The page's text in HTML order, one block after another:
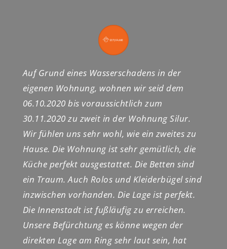
Auf Grund eines Wasserschadens in der
eigenen Wohnung, wohnen wir seid dem
06.10.2020 bis voraussichtlich zum
30.11.2020 zu zweit in der Wohnung Silur.
Wir fühlen uns sehr wohl, wie ein zweites zu
Hause. Die Wohnung ist sehr gemütlich, die
Küche perfekt ausgestattet. Die Betten sind
ein Traum. Auch Rolos und Kleiderbügel sind
inzwischen vorhanden. Die Lage ist perfekt.
Die Innenstadt ist fußläufig zu erreichen.
Unsere Befürchtung es könne wegen der
direkten Lage am Ring sehr laut sein, hat